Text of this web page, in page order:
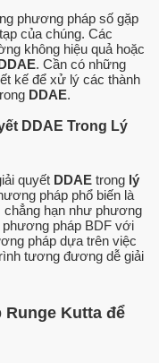
phương pháp số gặp
của chúng. Các
không hiệu quả hoặc
DDAE. Cần có những
kế để xử lý các thành
DDAE.
DDAE Trong Lý
quyết DDAE trong lý
pháp phổ biến là
hạn như phương
phương pháp BDF với
pháp dựa trên việc
tương đương dễ giải
Kutta để